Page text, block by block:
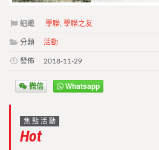
組織 學聯 學聯之友
分類 活動
發佈 2018-11-29
微信 Whatsapp
焦點活動
Hot